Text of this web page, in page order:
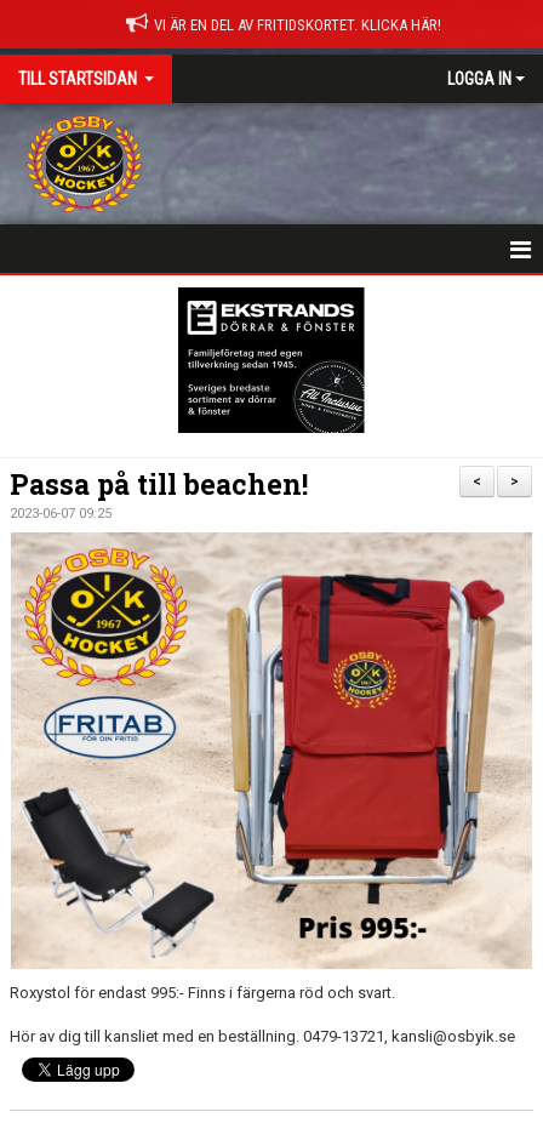
VI ÄR EN DEL AV FRITIDSKORTET. KLICKA HÄR!
TILL STARTSIDAN LOGGA IN
DOKUMENT
OSBY 50 ÅR URKLIPP
MEDLEMMAR
>
<
Passa på till beachen!
2023-06-07 09:25
Roxystol för endast 995:- Finns i färgerna röd och svart.
Hör av dig till kansliet med en beställning. 0479-13721, kansli@osbyik.se